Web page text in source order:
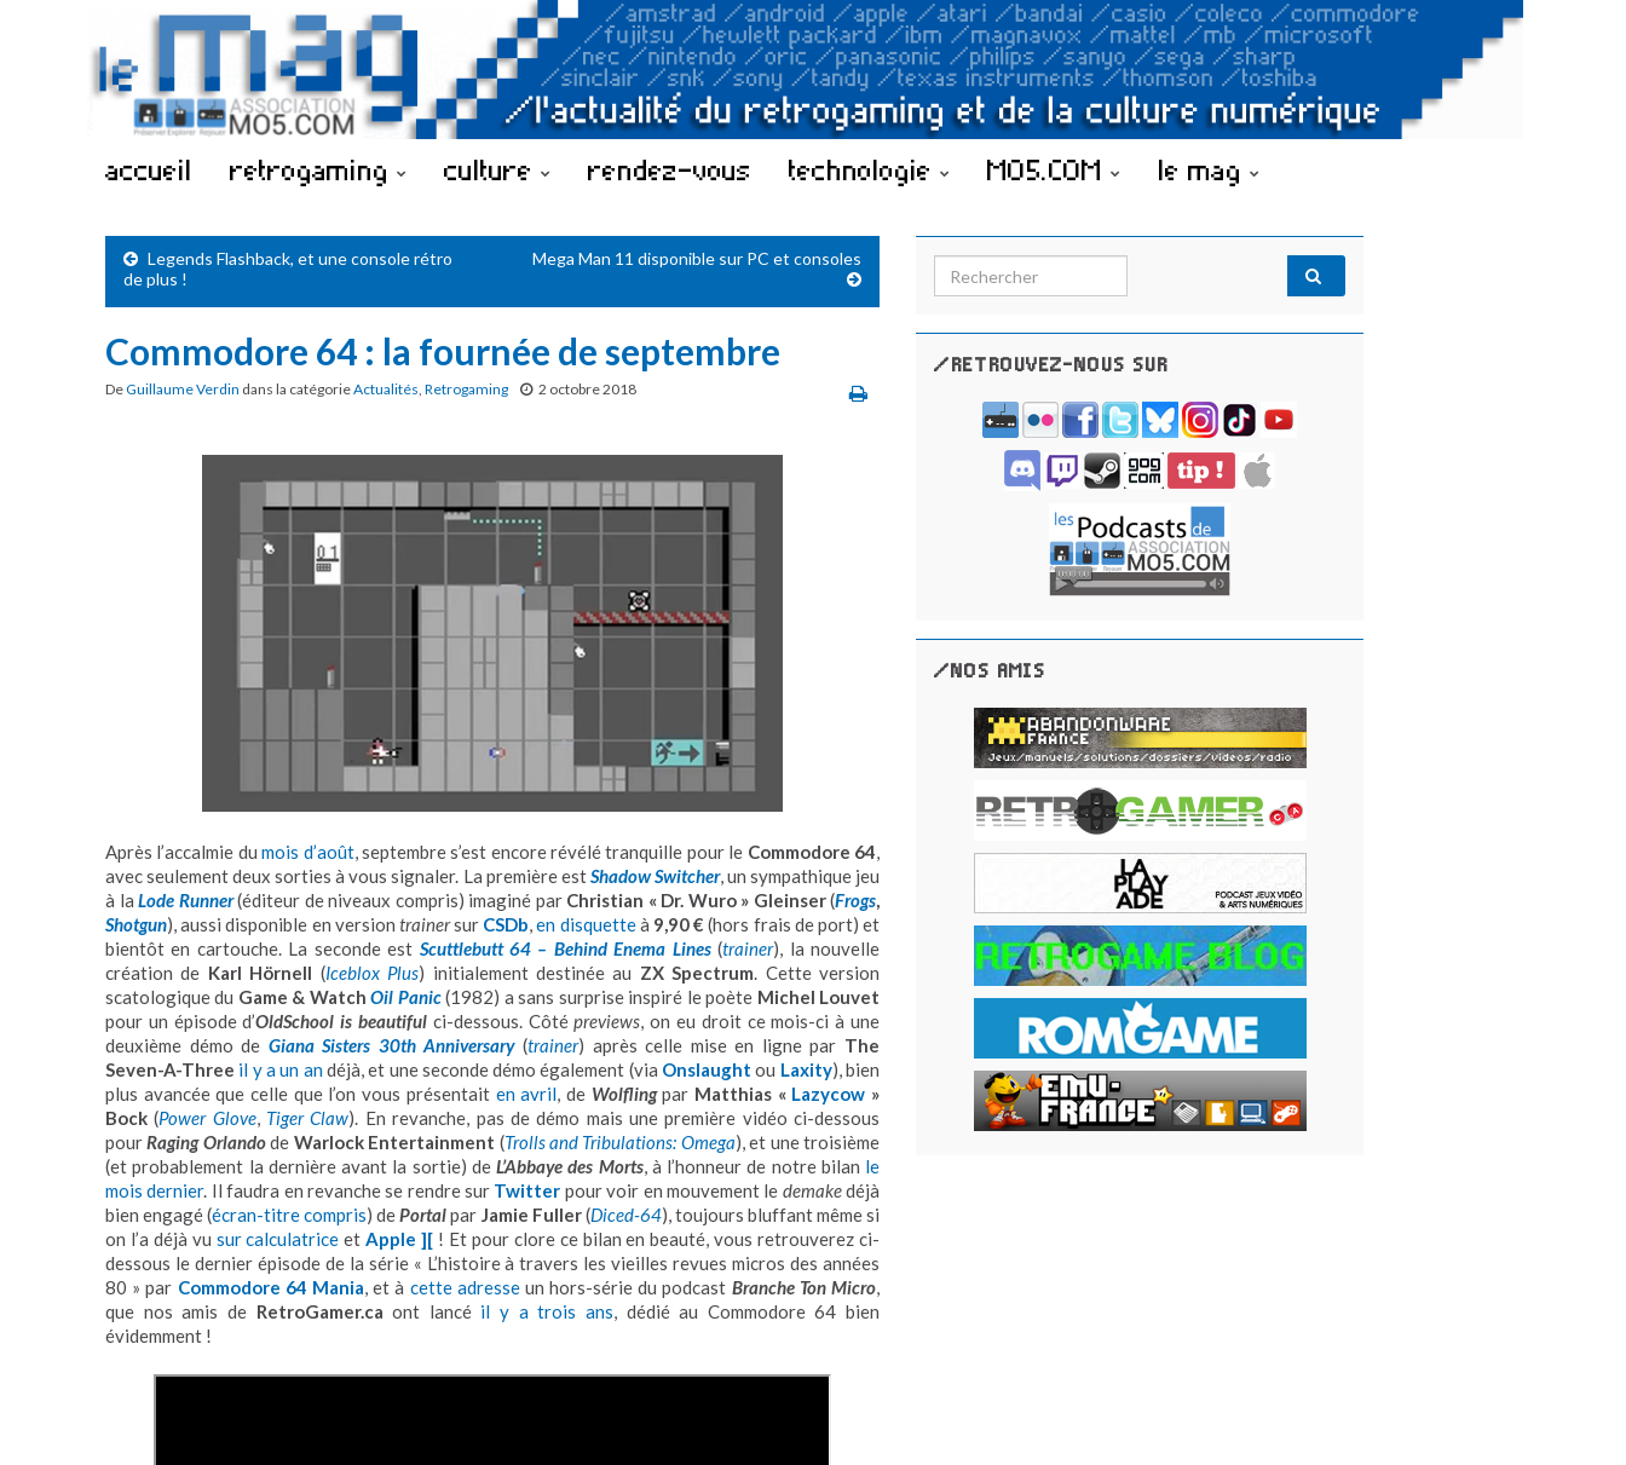
accueil retrogaming culture rendez-vous technologie MO5.COM le mag
Legends Flashback, et une console rétro
de plus !
Mega Man 11 disponible sur PC et consoles
Commodore 64 : la fournée de septembre
DeGuillaume Verdin dans la catégorieActualités, Retrogaming 2 octobre 2018
Après l’accalmie dumois d’août, septembre s’est encore révélé tranquille pour le Commodore 64,
avec seulement deux sorties à vous signaler. La première estShadow Switcher, un sympathique jeu
à la Lode Runner(éditeur de niveaux compris) imaginé par Christian « Dr. Wuro » Gleinser(Frogs,
Shotgun), aussi disponible en version trainersur CSDb,en disquetteà 9,90 € (hors frais de port) et
bientôt en cartouche. La seconde est Scuttlebutt 64 – Behind Enema Lines(trainer), la nouvelle
création de Karl Hörnell (Iceblox Plus) initialement destinée au ZX Spectrum. Cette version
scatologique du Game & Watch Oil Panic(1982) a sans surprise inspiré le poète Michel Louvet
pour un épisode d’OldSchool is beautiful ci-dessous. Côtépreviews, on eu droit ce mois-ci à une
deuxième démo de Giana Sisters 30th Anniversary(trainer) après celle mise en ligne par The
Seven-A-Three il y a un andéjà, et une seconde démo également (via Onslaught ou Laxity), bien
plus avancée que celle que l’on vous présentait en avril, de Wolflingpar Matthias « Lazycow »
Bock (Power Glove, Tiger Claw). En revanche, pas de démo mais une première vidéo ci-dessous
pourRaging Orlandode Warlock Entertainment (Trolls and Tribulations: Omega), et une troisième
(et probablement la dernière avant la sortie) de L’Abbaye des Morts, à l’honneur de notre bilan le
mois dernier. Il faudra en revanche se rendre sur Twitter pour voir en mouvement le demakedéjà
bien engagé (écran-titre compris) dePortalpar Jamie Fuller(Diced-64), toujours bluffant même si
on l’a déjà vu sur calculatrice etApple ][ ! Et pour clore ce bilan en beauté, vous retrouverez ci-
dessous le dernier épisode de la série « L’histoire à travers les vieilles revues micros des années
80 » par Commodore 64 Mania, et à cette adresseun hors-série du podcast Branche Ton Micro,
que nos amis de RetroGamer.ca ont lancé il y a trois ans, dédié au Commodore 64 bien
évidemment !
Search for:
/RETROUVEZ-NOUS SUR
/NOS AMIS